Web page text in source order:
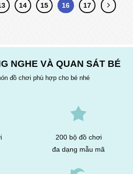
14 15 16 17
NGHE VÀ QUAN SÁT BÉ
đồ chơi phù hợp cho bé nhé
200 bộ đồ chơi
đa dạng mẫu mã